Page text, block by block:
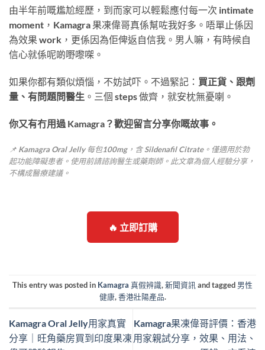
由半年前嘅尷尬經歷，到而家可以輕鬆應付每一次 intimate
moment，Kamagra 果凍偉哥真係幫咗我好多。唔單止係因
為效果 work，更係因為佢俾返自信我。男人嘛，有時候自
信心就係呢啲嘢嚟㗎。
如果你都有類似煩惱，不妨試吓。不過緊記： 買正貨、跟劑
量、有問題問醫生 。三個 steps 做齊，就安枕無憂喇。
你又有冇用過 Kamagra？歡迎留言分享你嘅故事。
📌 Kamagra Oral Jelly 每包100mg，含 Sildenafil Citrate。僅適用於勃
起功能障礙患者。使用前請諮詢醫生或藥劑師。此文章為個人經驗分享，
不構成醫療建議。
🔥 立即訂購
This entry was posted in Kamagra 真假辨識,新聞資訊 and tagged 男性
健康,香港壯陽產品.
Kamagra Oral Jelly用家真實
分享｜旺角藥房買到印度果凍
Kamagra果凍偉哥評價：香港
用家親試分享，效果、用法、